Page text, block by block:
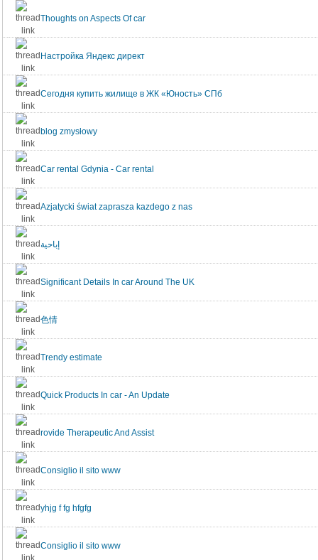
Thoughts on Aspects Of car
Настройка Яндекс директ
Сегодня купить жилище в ЖК «Юность» СПб
blog zmysłowy
Car rental Gdynia - Car rental
Azjatycki świat zaprasza kazdego z nas
إباحية
Significant Details In car Around The UK
色情
Trendy estimate
Quick Products In car - An Update
rovide Therapeutic And Assist
Consiglio il sito www
yhjg f fg hfgfg
Consiglio il sito www